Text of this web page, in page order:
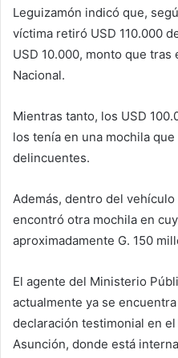
Leguizamón indicó que,
víctima retiró USD 110.000
USD 10.000, monto que
Nacional.
Mientras tanto, los USD
los tenía en una mochila
delincuentes.
Además, dentro del
encontró otra mochila en
aproximadamente G. 150
El agente del Ministerio
actualmente ya se
declaración testimonial en
Asunción, donde está